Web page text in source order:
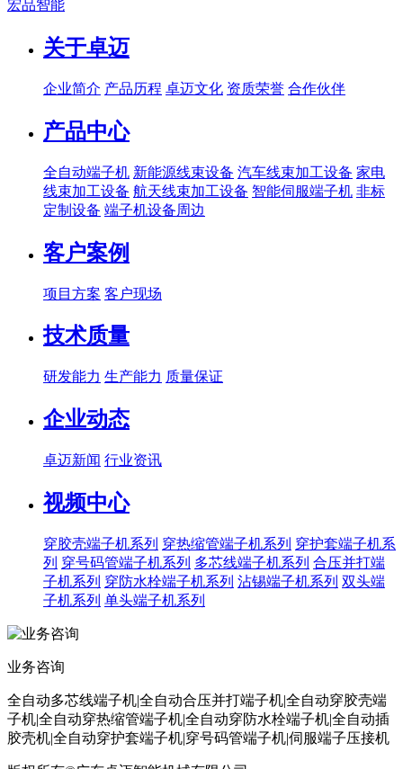
宏品智能
关于卓迈
企业简介 产品历程 卓迈文化 资质荣誉 合作伙伴
产品中心
全自动端子机 新能源线束设备 汽车线束加工设备 家电
线束加工设备 航天线束加工设备 智能伺服端子机 非标
定制设备 端子机设备周边
客户案例
项目方案 客户现场
技术质量
研发能力 生产能力 质量保证
企业动态
卓迈新闻 行业资讯
视频中心
穿胶壳端子机系列 穿热缩管端子机系列 穿护套端子机系
列 穿号码管端子机系列 多芯线端子机系列 合压并打端
子机系列 穿防水栓端子机系列 沾锡端子机系列 双头端
子机系列 单头端子机系列
业务咨询
全自动多芯线端子机|全自动合压并打端子机|全自动穿胶壳端
子机|全自动穿热缩管端子机|全自动穿防水栓端子机|全自动插
胶壳机|全自动穿护套端子机|穿号码管端子机|伺服端子压接机